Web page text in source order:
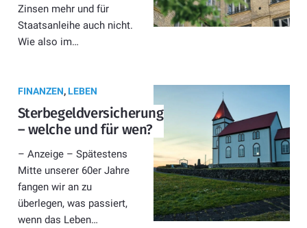
Zinsen mehr und für
Staatsanleihe auch nicht.
Wie also im…
FINANZEN,LEBEN
Sterbegeldversicherung
– welche und für wen?
– Anzeige – Spätestens
Mitte unserer 60er Jahre
fangen wir an zu
überlegen, was passiert,
wenn das Leben…